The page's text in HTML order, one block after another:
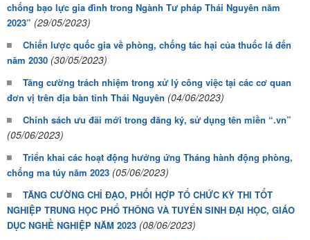
chống bạo lực gia đình trong Ngành Tư pháp Thái Nguyên năm
2023” (29/05/2023)
Chiến lược quốc gia về phòng, chống tác hại của thuốc lá đến
năm 2030 (30/05/2023)
Tăng cường trách nhiệm trong xử lý công việc tại các cơ quan
đơn vị trên địa bàn tỉnh Thái Nguyên (04/06/2023)
Chính sách ưu đãi mới trong đăng ký, sử dụng tên miền “.vn”
(05/06/2023)
Triển khai các hoạt động hưởng ứng Tháng hành động phòng,
chống ma túy năm 2023 (05/06/2023)
TĂNG CƯỜNG CHỈ ĐẠO, PHỐI HỢP TỔ CHỨC KỲ THI TỐT
NGHIỆP TRUNG HỌC PHỔ THÔNG VÀ TUYỂN SINH ĐẠI HỌC, GIÁO
DỤC NGHỀ NGHIỆP NĂM 2023 (08/06/2023)